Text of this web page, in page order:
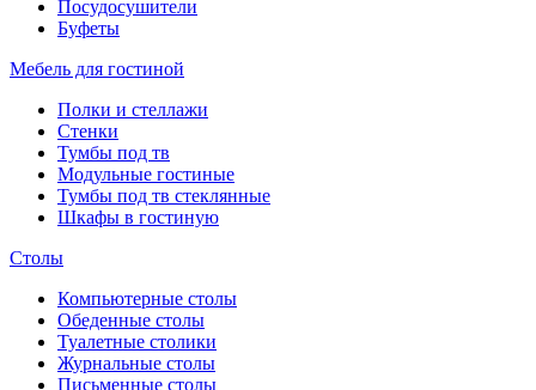
Посудосушители
Буфеты
Мебель для гостиной
Полки и стеллажи
Стенки
Тумбы под тв
Модульные гостиные
Тумбы под тв стеклянные
Шкафы в гостиную
Столы
Компьютерные столы
Обеденные столы
Туалетные столики
Журнальные столы
Письменные столы